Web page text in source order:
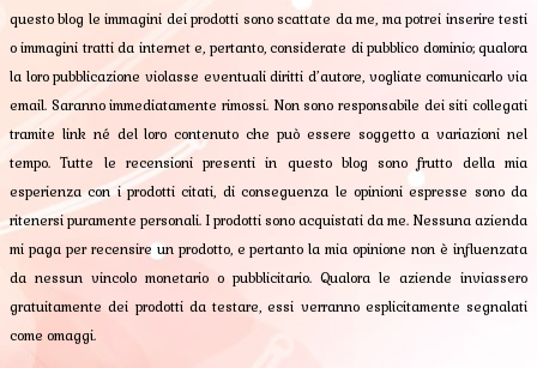
questo blog le immagini dei prodotti sono scattate da me, ma potrei inserire testi
o immagini tratti da internet e, pertanto, considerate di pubblico dominio; qualora
la loro pubblicazione violasse eventuali diritti d’autore, vogliate comunicarlo via
email. Saranno immediatamente rimossi. Non sono responsabile dei siti collegati
tramite link né del loro contenuto che può essere soggetto a variazioni nel
tempo. Tutte le recensioni presenti in questo blog sono frutto della mia
esperienza con i prodotti citati, di conseguenza le opinioni espresse sono da
ritenersi puramente personali. I prodotti sono acquistati da me. Nessuna azienda
mi paga per recensire un prodotto, e pertanto la mia opinione non è influenzata
da nessun vincolo monetario o pubblicitario. Qualora le aziende inviassero
gratuitamente dei prodotti da testare, essi verranno esplicitamente segnalati
come omaggi.